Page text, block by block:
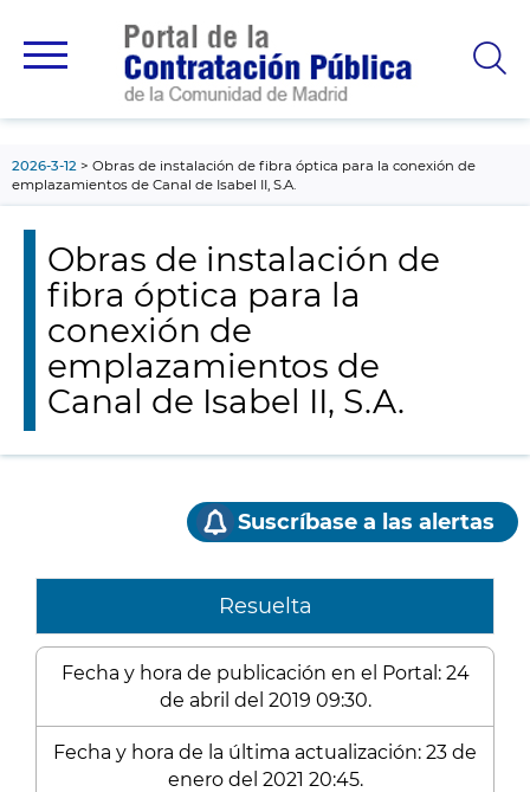
principal
2026-3-12
Obras de instalación de fibra óptica para la conexión de
emplazamientos de Canal de Isabel II, S.A.
Obras de instalación de
fibra óptica para la
conexión de
emplazamientos de
Canal de Isabel II, S.A.
Suscríbase a las alertas
Resuelta
Fecha y hora de publicación en el Portal: 24
de abril del 2019 09:30.
Fecha y hora de la última actualización: 23 de
enero del 2021 20:45.